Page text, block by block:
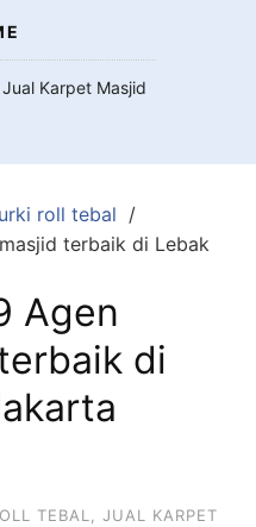
Jual Karpet Masjid
roll tebal
terbaik di Lebak
Agen
di
TEBAL
JUAL KARPET